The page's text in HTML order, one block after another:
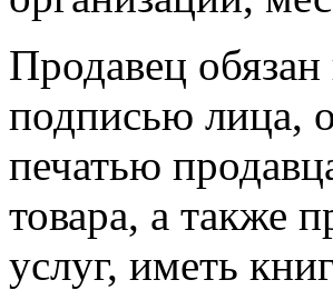
Продавец
подписью лица,
печатью
товара, а также
услуг, иметь